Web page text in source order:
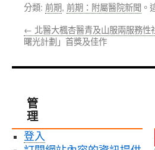
分類: 前期, 前期：附屬醫院新聞 。
← 北醫大楓杏醫青及山服兩服務性
曙光計劃」首獎及佳作
管
理
登入